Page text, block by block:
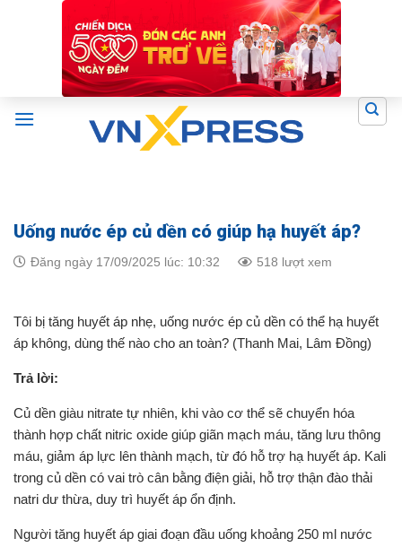
Uống nước ép củ dền có giúp hạ huyết áp?
Đăng ngày 17/09/2025 lúc: 10:32 518 lượt xem
Tôi bị tăng huyết áp nhẹ, uống nước ép củ dền có thể hạ huyết
áp không, dùng thế nào cho an toàn? (Thanh Mai, Lâm Đồng)
Trả lời:
Củ dền giàu nitrate tự nhiên, khi vào cơ thể sẽ chuyển hóa
thành hợp chất nitric oxide giúp giãn mạch máu, tăng lưu thông
máu, giảm áp lực lên thành mạch, từ đó hỗ trợ hạ huyết áp. Kali
trong củ dền có vai trò cân bằng điện giải, hỗ trợ thận đào thải
natri dư thừa, duy trì huyết áp ổn định.
Người tăng huyết áp giai đoạn đầu uống khoảng 250 ml nước